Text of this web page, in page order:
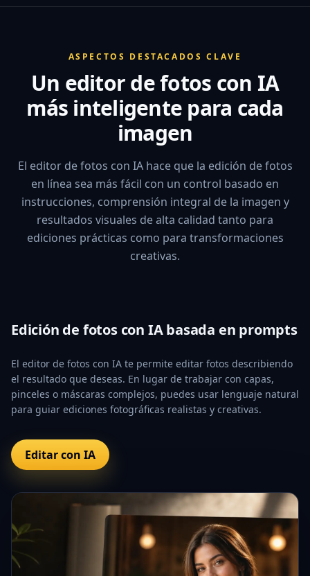
ASPECTOS DESTACADOS CLAVE
Un editor de fotos con IA
más inteligente para cada
imagen
El editor de fotos con IA hace que la edición de fotos
en línea sea más fácil con un control basado en
instrucciones, comprensión integral de la imagen y
resultados visuales de alta calidad tanto para
ediciones prácticas como para transformaciones
creativas.
Edición de fotos con IA basada en prompts
El editor de fotos con IA te permite editar fotos describiendo
el resultado que deseas. En lugar de trabajar con capas,
pinceles o máscaras complejos, puedes usar lenguaje natural
para guiar ediciones fotográficas realistas y creativas.
Editar con IA